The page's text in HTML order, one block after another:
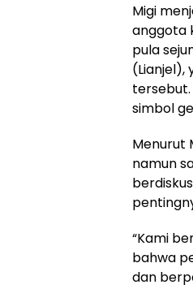
Migi
anggota
pula
(Lianjel),
tersebut.
simbol
Menurut
namun
“Kami
bahwa
dan